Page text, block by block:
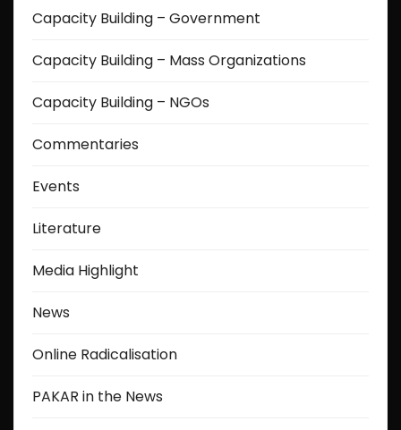
Capacity Building – Government
Capacity Building – Mass Organizations
Capacity Building – NGOs
Commentaries
Events
Literature
Media Highlight
News
Online Radicalisation
PAKAR in the News